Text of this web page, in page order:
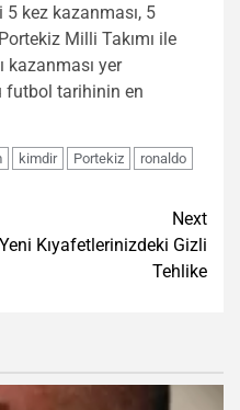
5 kez kazanması, 5
Milli Takımı ile
kazanması yer
futbol tarihinin en
kimdir Portekiz
ronaldo
Next
Yeni Kıyafetlerinizdeki Gizli
Tehlike